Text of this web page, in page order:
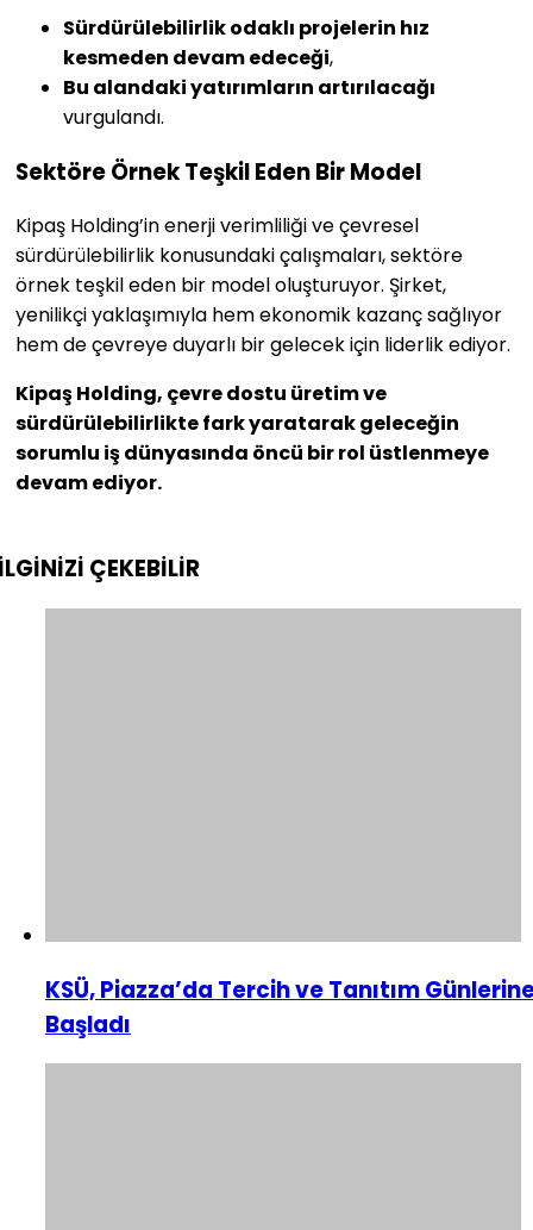
Sürdürülebilirlik odaklı projelerin hız
kesmeden devam edeceği,
Bu alandaki yatırımların artırılacağı
vurgulandı.
Sektöre Örnek Teşkil Eden Bir Model
Kipaş Holding’in enerji verimliliği ve çevresel
sürdürülebilirlik konusundaki çalışmaları, sektöre
örnek teşkil eden bir model oluşturuyor. Şirket,
yenilikçi yaklaşımıyla hem ekonomik kazanç sağlıyor
hem de çevreye duyarlı bir gelecek için liderlik ediyor.
Kipaş Holding, çevre dostu üretim ve
sürdürülebilirlikte fark yaratarak geleceğin
sorumlu iş dünyasında öncü bir rol üstlenmeye
devam ediyor.
ÇEKEBİLİR
KSÜ, Piazza’da Tercih ve Tanıtım
Başladı